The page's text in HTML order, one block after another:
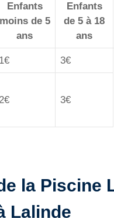
Enfants
moins de 5
ans
Enfants
de 5 à 18
ans
1€ 3€
2€ 3€
la Piscine
Lalinde